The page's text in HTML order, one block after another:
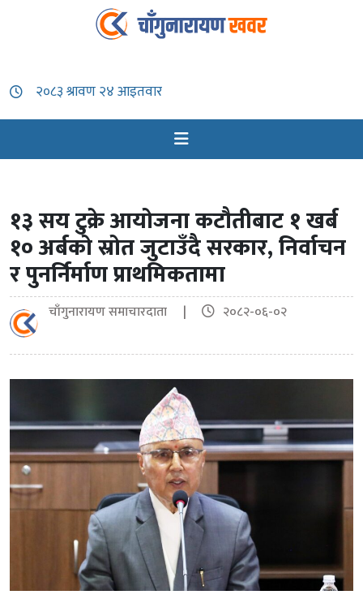
१३ सय टुक्रे आयोजना कटौतीबाट १ खर्ब
१० अर्बको स्रोत जुटाउँदै सरकार, निर्वाचन
र पुनर्निर्माण प्राथमिकतामा
चाँगुनारायण समाचारदाता | २०८२-०६-०२